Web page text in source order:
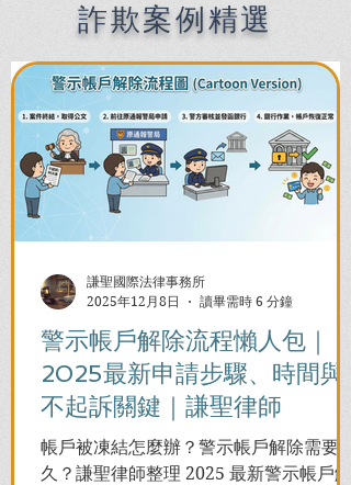
詐欺案例精選
警示帳戶解除流程懶人包｜
2025最新申請步驟、時間與
不起訴關鍵｜謙聖律師
帳戶被凍結怎麼辦？警示帳戶解除需要多
久？謙聖律師整理 2025 最新警示帳戶解
謙聖國際法律事務所
2025年12月8日
讀畢需時 6 分鐘